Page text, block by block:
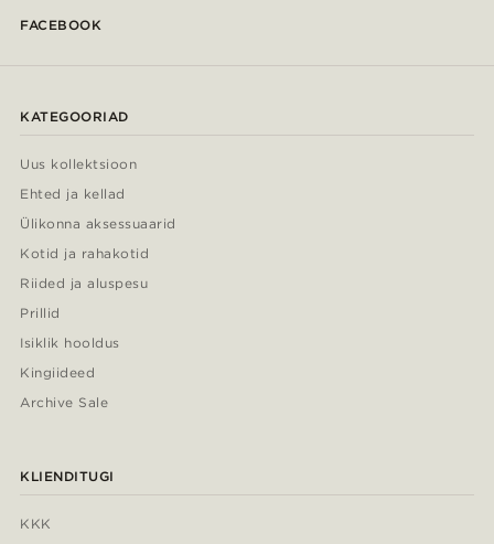
FACEBOOK
KATEGOORIAD
Uus kollektsioon
Ehted ja kellad
Ülikonna aksessuaarid
Kotid ja rahakotid
Riided ja aluspesu
Prillid
Isiklik hooldus
Kingiideed
Archive Sale
KLIENDITUGI
KKK